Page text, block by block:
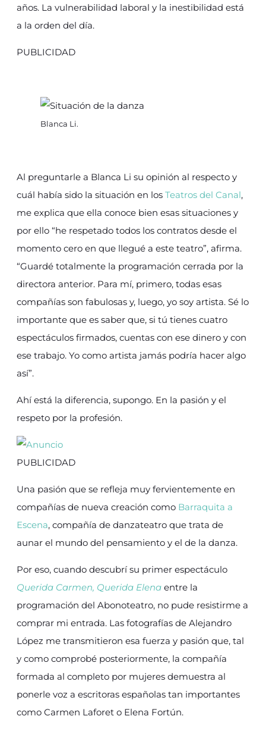
años. La vulnerabilidad laboral y la inestibilidad está
a la orden del día.
PUBLICIDAD
Blanca Li.
Al preguntarle a Blanca Li su opinión al respecto y
cuál había sido la situación en los Teatros del Canal,
me explica que ella conoce bien esas situaciones y
por ello “he respetado todos los contratos desde el
momento cero en que llegué a este teatro”, afirma.
“Guardé totalmente la programación cerrada por la
directora anterior. Para mí, primero, todas esas
compañías son fabulosas y, luego, yo soy artista. Sé lo
importante que es saber que, si tú tienes cuatro
espectáculos firmados, cuentas con ese dinero y con
ese trabajo. Yo como artista jamás podría hacer algo
así”.
Ahí está la diferencia, supongo. En la pasión y el
respeto por la profesión.
PUBLICIDAD
Una pasión que se refleja muy fervientemente en
compañías de nueva creación como Barraquita a
Escena, compañía de danzateatro que trata de
aunar el mundo del pensamiento y el de la danza.
Por eso, cuando descubrí su primer espectáculo
Querida Carmen, Querida Elena entre la
programación del Abonoteatro, no pude resistirme a
comprar mi entrada. Las fotografías de Alejandro
López me transmitieron esa fuerza y pasión que, tal
y como comprobé posteriormente, la compañía
formada al completo por mujeres demuestra al
ponerle voz a escritoras españolas tan importantes
como Carmen Laforet o Elena Fortún.